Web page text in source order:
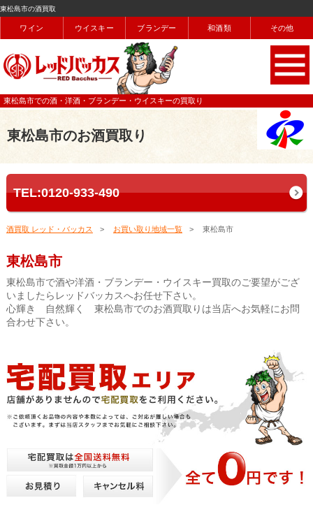
東松島市の酒買取
ワイン ウイスキー ブランデー 和酒類 その他
東松島市での酒・洋酒・ブランデー・ウイスキーの買取り
東松島市のお酒買取り
TEL:0120-933-490
酒買取 レッド・バッカス お買い取り地域一覧 東松島市
東松島市
東松島市で酒や洋酒・ブランデー・ウイスキー買取のご要望がござ
いましたらレッドバッカスへお任せ下さい。
心輝き 自然輝く 東松島市でのお酒買取りは当店へお気軽にお問
合わせ下さい。